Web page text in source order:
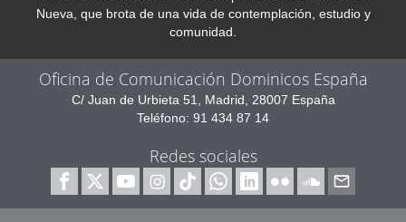
Nueva, que brota de una vida de contemplación, estudio y
comunidad.
Oficina de Comunicación Dominicos España
C/ Juan de Urbieta 51, Madrid, 28007 España
Teléfono: 91 434 87 14
Redes sociales